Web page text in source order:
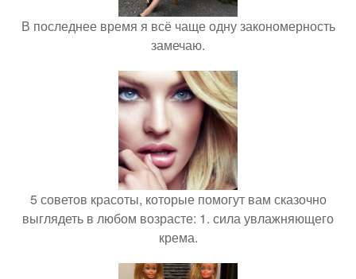
В последнее время я всё чаще одну закономерность
замечаю.
5 советов красоты, которые помогут вам сказочно
выглядеть в любом возрасте: 1. сила увлажняющего
крема.